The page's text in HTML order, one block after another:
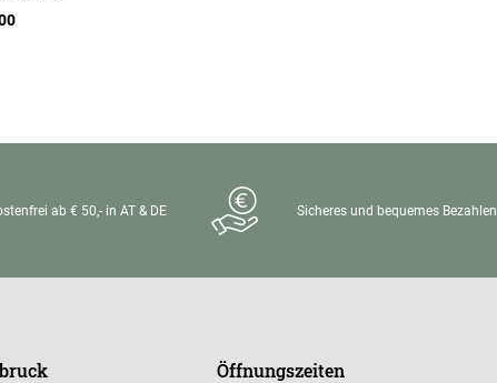
ab € 50,- in AT & DE Sicheres und bequemes Bezahlen
Öffnungszeiten